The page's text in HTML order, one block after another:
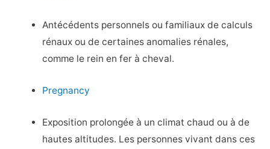
Antécédents personnels ou familiaux de calculs
rénaux ou de certaines anomalies rénales,
comme le rein en fer à cheval.
Pregnancy
Exposition prolongée à un climat chaud ou à de
hautes altitudes. Les personnes vivant dans ces